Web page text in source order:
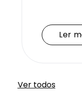
Ler
Ver todos